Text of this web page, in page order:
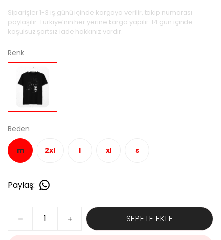
Siparişler 1-3 iş günü içinde kargoya verilir, takip numarası
paylaşılır. Türkiye’nin her yerine kargo yapılır. 14 gün içinde
koşulsuz şartsız iade hakkınız vardır.
Renk
Beden
m 2xl l xl s
Paylaş:
SEPETE EKLE